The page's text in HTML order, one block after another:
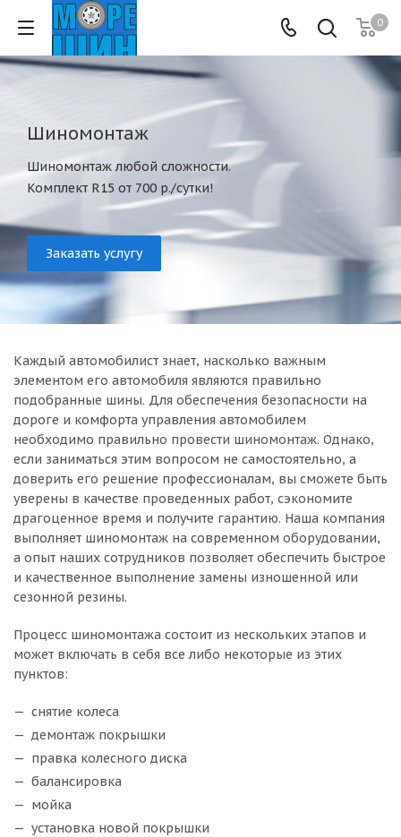
0
Шиномонтаж
Шиномонтаж любой сложности.
Комплект R15 от 700 р./сутки!
Заказать услугу
Каждый автомобилист знает, насколько важным
элементом его автомобиля являются правильно
подобранные шины. Для обеспечения безопасности на
дороге и комфорта управления автомобилем
необходимо правильно провести шиномонтаж. Однако,
если заниматься этим вопросом не самостоятельно, а
доверить его решение профессионалам, вы сможете быть
уверены в качестве проведенных работ, сэкономите
драгоценное время и получите гарантию. Наша компания
выполняет шиномонтаж на современном оборудовании,
а опыт наших сотрудников позволяет обеспечить быстрое
и качественное выполнение замены изношенной или
сезонной резины.
Процесс шиномонтажа состоит из нескольких этапов и
может включать в себя все либо некоторые из этих
пунктов:
снятие колеса
демонтаж покрышки
правка колесного диска
балансировка
мойка
установка новой покрышки